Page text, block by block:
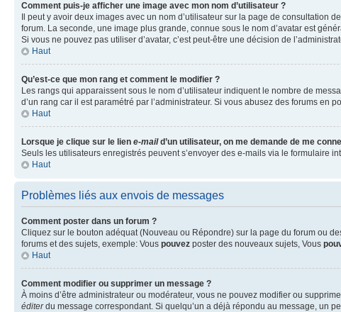
Comment puis-je afficher une image avec mon nom d’utilisateur ?
Il peut y avoir deux images avec un nom d’utilisateur sur la page de
forum. La seconde, une image plus grande, connue sous le nom d’avatar est
Si vous ne pouvez pas utiliser d’avatar, c’est peut-être une décision de
Haut
Qu’est-ce que mon rang et comment le modifier ?
Les rangs qui apparaissent sous le nom d’utilisateur indiquent le nombre de
d’un rang car il est paramétré par l’administrateur. Si vous abusez des forums
Haut
Lorsque je clique sur le lien e-maild’un utilisateur, on me demande de me
Seuls les utilisateurs enregistrés peuvent s’envoyer des e-mails via le formulaire
Haut
Problèmes liés aux envois de messages
Comment poster dans un forum ?
Cliquez sur le bouton adéquat (Nouveau ou Répondre) sur la page du forum ou
forums et des sujets, exemple: Vous pouvez poster des nouveaux sujets, Vous
Haut
Comment modifier ou supprimer un message ?
À moins d’être administrateur ou modérateur, vous ne pouvez modifier ou
éditerdu message correspondant. Si quelqu’un a déjà répondu au message, un